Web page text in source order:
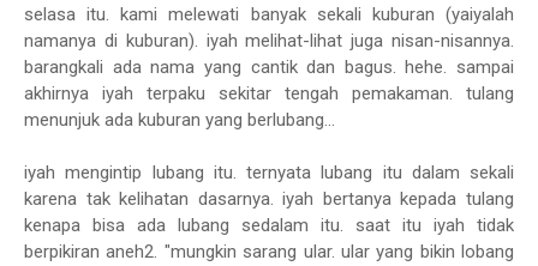
selasa itu. kami melewati banyak sekali kuburan (yaiyalah
namanya di kuburan). iyah melihat-lihat juga nisan-nisannya.
barangkali ada nama yang cantik dan bagus. hehe. sampai
akhirnya iyah terpaku sekitar tengah pemakaman. tulang
menunjuk ada kuburan yang berlubang...
iyah mengintip lubang itu. ternyata lubang itu dalam sekali
karena tak kelihatan dasarnya. iyah bertanya kepada tulang
kenapa bisa ada lubang sedalam itu. saat itu iyah tidak
berpikiran aneh2. "mungkin sarang ular. ular yang bikin lobang